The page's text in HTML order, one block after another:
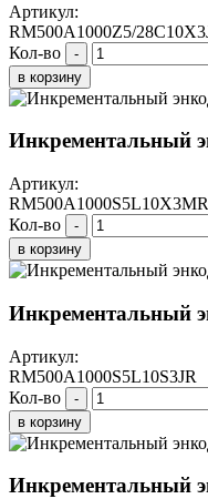
Артикул:
RM500A1000Z5/
Кол-во
-
в корзину
Инкрементальный
Артикул:
RM500A1000S5L10X3MR
Кол-во
-
в корзину
Инкрементальный
Артикул:
RM500A1000S5L10S3JR
Кол-во
-
в корзину
Инкрементальный